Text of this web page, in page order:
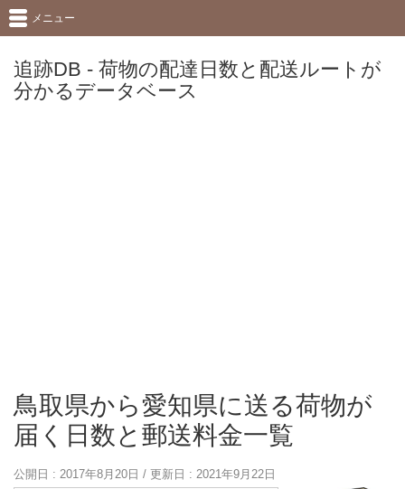
追跡DB - 荷物の配達日数と配送ルートが
分かるデータベース
メニュー
鳥取県から愛知県に送る荷物が
届く日数と郵送料金一覧
公開日 : 2017年8月20日 / 更新日 : 2021年9月22日